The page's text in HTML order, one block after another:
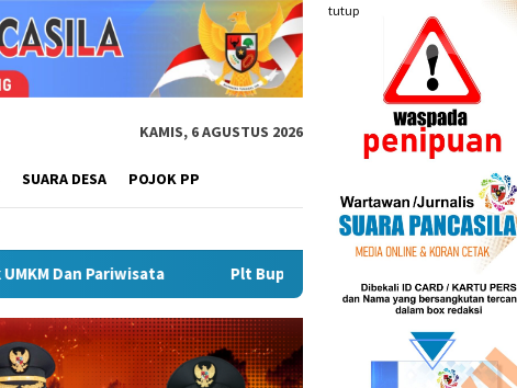
tutup
KAMIS, 6 AGUSTUS 2026
SUARA DESA POJOK PP
Plt Bupati Hendri Dukung Percepatan Penyaluran DAK Fisik